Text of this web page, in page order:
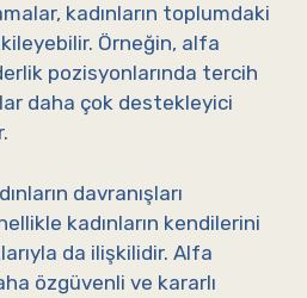
kadınların toplumdaki
Örneğin, alfa
pozisyonlarında tercih
daha çok destekleyici
davranışları
kadınların kendilerini
da ilişkilidir. Alfa
özgüvenli ve kararlı